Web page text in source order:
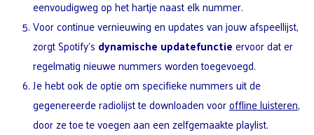
eenvoudigweg op het hartje naast elk nummer.
Voor continue vernieuwing en updates van jouw afspeellijst,
zorgt Spotify’s dynamische updatefunctieervoor dat er
regelmatig nieuwe nummers worden toegevoegd.
Je hebt ook de optie om specifieke nummers uit de
gegenereerde radiolijst te downloaden vooroffline luisteren,
door ze toe te voegen aan een zelfgemaakte playlist.